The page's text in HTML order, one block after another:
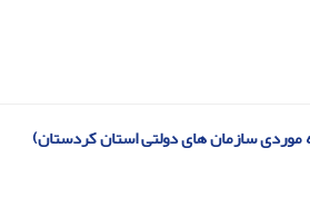
موردی سازمان های دولتی استان کردستان)